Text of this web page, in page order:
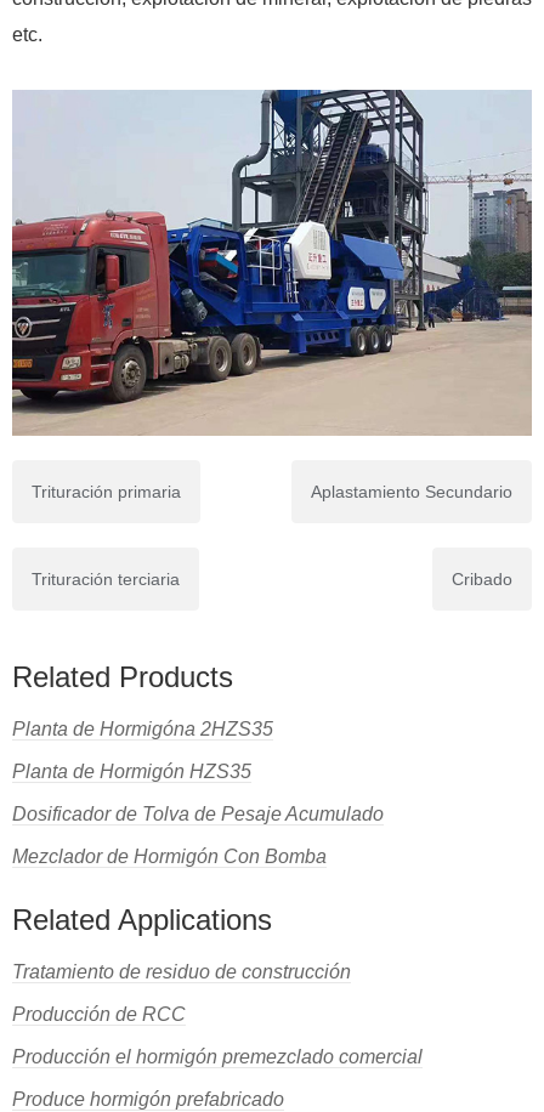
etc.
Trituración primaria Aplastamiento Secundario
Trituración terciaria Cribado
Related Products
Planta de Hormigóna 2HZS35
Planta de Hormigón HZS35
Dosificador de Tolva de Pesaje Acumulado
Mezclador de Hormigón Con Bomba
Related Applications
Tratamiento de residuo de construcción
Producción de RCC
Producción el hormigón premezclado comercial
Produce hormigón prefabricado